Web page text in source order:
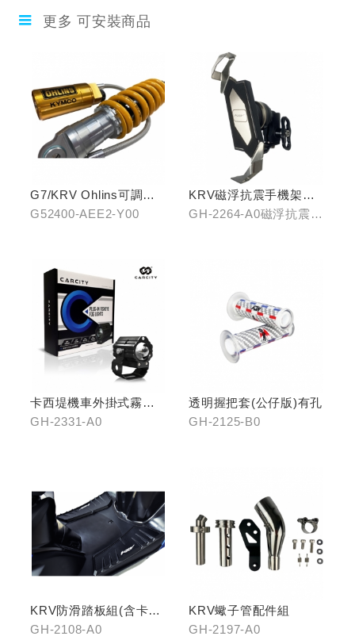
更多 可安裝商品
G7/KRV Ohlins可調避
震器
G52400-AEE2-Y00
KRV磁浮抗震手機架組
(含整合支架)
GH-2264-A0磁浮抗震手
卡西堤機車外掛式霧燈
組(雙燈)
GH-2331-A0
透明握把套(公仔版)有孔
GH-2125-B0
KRV防滑踏板組(含卡夢
飾片)
GH-2108-A0
KRV蠍子管配件組
GH-2197-A0